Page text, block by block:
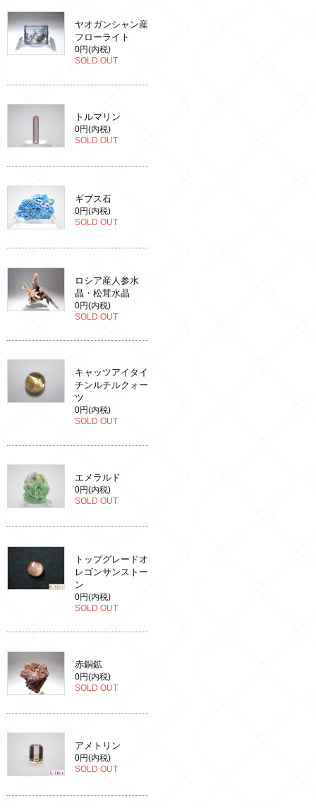
ヤオガンシャン産
フローライト
0円(内税)
SOLD OUT
トルマリン
0円(内税)
SOLD OUT
ギブス石
0円(内税)
SOLD OUT
ロシア産人参水
晶・松茸水晶
0円(内税)
SOLD OUT
キャッツアイタイ
チンルチルクォー
ツ
0円(内税)
SOLD OUT
エメラルド
0円(内税)
SOLD OUT
トップグレードオ
レゴンサンストー
ン
0円(内税)
SOLD OUT
赤銅鉱
0円(内税)
SOLD OUT
アメトリン
0円(内税)
SOLD OUT